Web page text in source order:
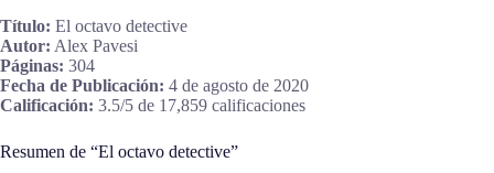
Título: El octavo detective
Autor: Alex Pavesi
Páginas: 304
Fecha de Publicación: 4 de agosto de 2020
Calificación: 3.5/5 de 17,859 calificaciones
Resumen de “El octavo detective”